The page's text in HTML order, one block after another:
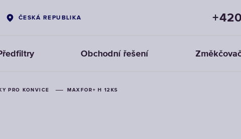
ČESKÁ REPUBLIKA
Obchodní řešení
PRO KONVICE MAXFOR+ H 12KS
PRO KONVICE MAXFOR+ H 12KS
PRO KONVICE MAXFOR+ H 12KS